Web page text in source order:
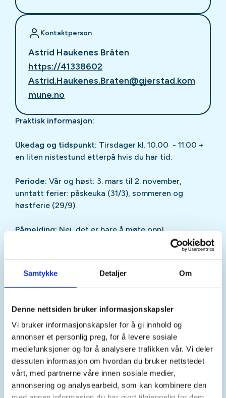
Samtykke Detaljer Om
Denne nettsiden bruker informasjonskapsler
Vi bruker informasjonskapsler for å gi innhold og
annonser et personlig preg, for å levere sosiale
mediefunksjoner og for å analysere trafikken vår. Vi deler
dessuten informasjon om hvordan du bruker nettstedet
vårt, med partnerne våre innen sosiale medier,
annonsering og analysearbeid, som kan kombinere den
Kontaktperson
Astrid Haukenes Bråten
https://41338602
Astrid.Haukenes.Braten@gjerstad.kom
mune.no
Praktisk informasjon:
Ukedag og tidspunkt: Tirsdager kl. 10.00 - 11.00 +
en liten nistestund etterpå hvis du har tid.
Periode: Vår og høst: 3. mars til 2. november,
unntatt ferier: påskeuka (31/3), sommeren og
høstferie (29/9).
Påmelding:Nei, det er bare å møte opp!
Gratis - og du trenger ikke å være medlem i
Oppmøte:Ved Gapahuken bak Brokelandsheia.
meter til gapahuken, se kart nederst. Ved mye snø
på gangveien, møt opp ved Bjordammen.
Ta på og ta med:Ledige uteklær etter været som
du kan bevege deg i samt drikke.
Matpakke/kaffe/te/sitteunderlag til etter treningen.